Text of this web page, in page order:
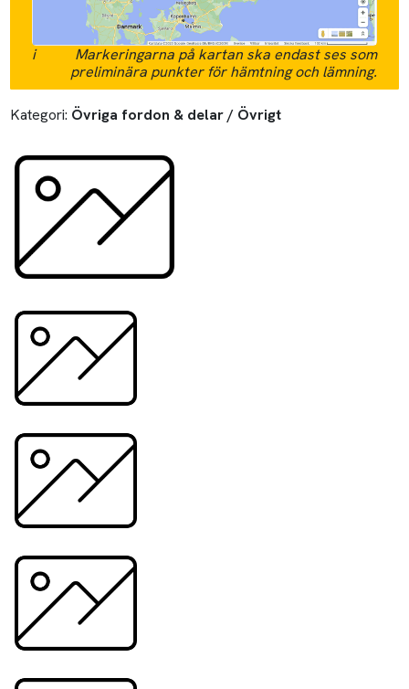
i
Markeringarna på kartan ska endast ses som
preliminära punkter för hämtning och lämning.
Kategori: Övriga fordon & delar / Övrigt